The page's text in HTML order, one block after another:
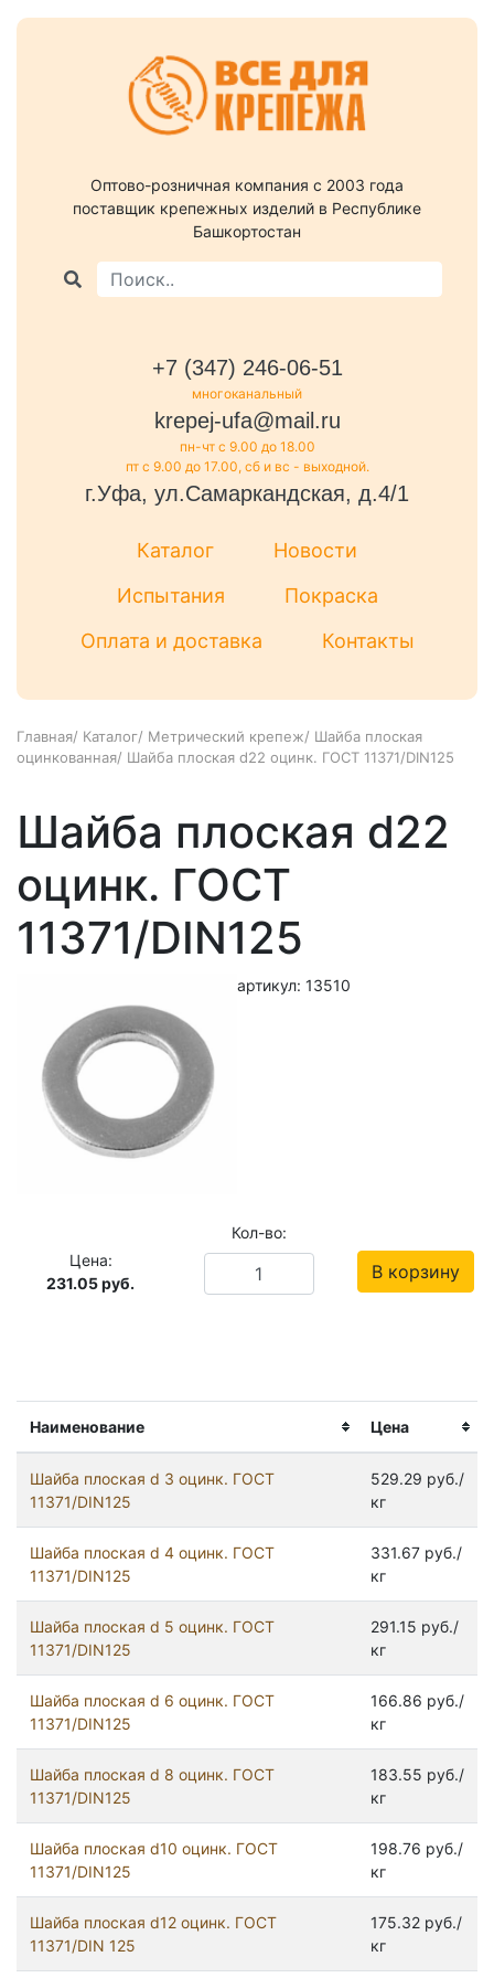
Оптово-розничная компания c 2003 года
поставщик крепежных изделий в Республике
Башкортостан
+7 (347) 246-06-51
многоканальный
krepej-ufa@mail.ru
пн-чт с 9.00 до 18.00
пт с 9.00 до 17.00, сб и вс - выходной.
г.Уфа, ул.Самаркандская, д.4/1
Каталог
Новости
Испытания
Покраска
Оплата и доставка
Контакты
Главная/ Каталог/ Метрический крепеж/ Шайба плоская
оцинкованная/ Шайба плоская d22 оцинк. ГОСТ 11371/DIN125
Наименование Цена
Шайба плоская d 3 оцинк. ГОСТ
11371/DIN125
529.29 руб./
кг
Шайба плоская d 4 оцинк. ГОСТ
11371/DIN125
331.67 руб./
кг
Шайба плоская d 5 оцинк. ГОСТ
11371/DIN125
291.15 руб./
кг
Шайба плоская d 6 оцинк. ГОСТ
11371/DIN125
166.86 руб./
кг
Шайба плоская d 8 оцинк. ГОСТ
11371/DIN125
183.55 руб./
кг
Шайба плоская d10 оцинк. ГОСТ
11371/DIN125
198.76 руб./
кг
Шайба плоская d12 оцинк. ГОСТ
11371/DIN 125
175.32 руб./
кг
Шайба плоская d22
оцинк. ГОСТ
11371/DIN125
артикул: 13510
Цена:
231.05руб.
Кол-во:
В корзину